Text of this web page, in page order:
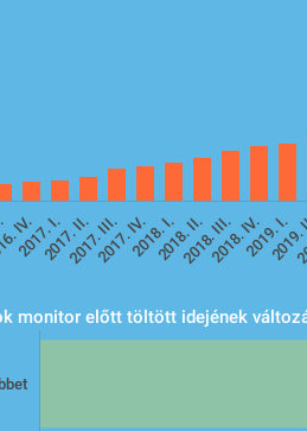
IV.
2017. I.2017. II.
2017. III.2017. IV.2018. I.2018. II.
2018. III.2018. IV.2019. I.
monitor előtt töltött idejének